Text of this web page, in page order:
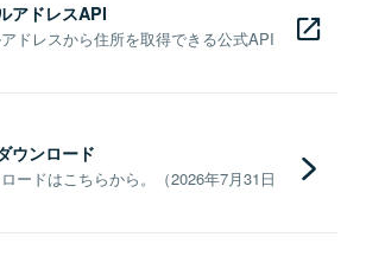
アドレスAPI
ドレスから住所を取得できる公式API
ウンロード
ードはこちらから。（2026年7月31日